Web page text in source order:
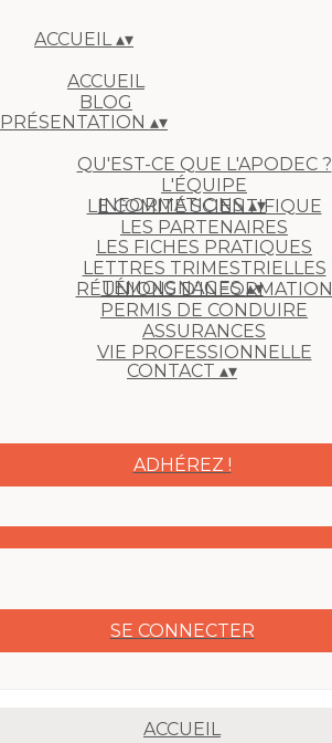
ACCUEIL▴▾
ACCUEIL
BLOG
PRÉSENTATION ▴▾
QU'EST-CE QUE L'APODEC ?
L'ÉQUIPE
LE COMITÉ SCIENTIFIQUE
LES PARTENAIRES
INFORMATIONS▴▾
LES FICHES PRATIQUES
LETTRES TRIMESTRIELLES
RÉUNIONS D'INFORMATION
PERMIS DE CONDUIRE
ASSURANCES
VIE PROFESSIONNELLE
TÉMOIGNAGES▴▾
CONTACT ▴▾
ADHÉREZ !
SE CONNECTER
ACCUEIL